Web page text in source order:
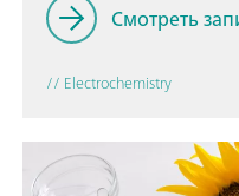
Смотреть
// Electrochemistry